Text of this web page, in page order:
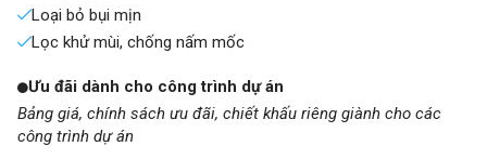
Loại bỏ bụi mịn
Lọc khử mùi, chống nấm mốc
Ưu đãi dành cho công trình dự án
Bảng giá, chính sách ưu đãi, chiết khấu riêng giành cho các
công trình dự án